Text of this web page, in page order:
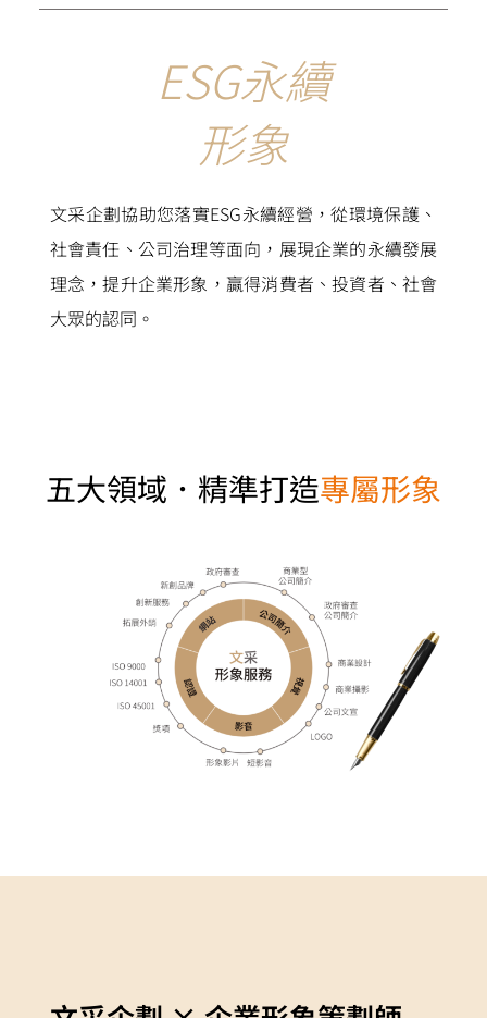
ESG永續
形象
文采企劃協助您落實ESG永續經營，從環境保護、
社會責任、公司治理等面向，展現企業的永續發展
理念，提升企業形象，贏得消費者、投資者、社會
大眾的認同。
五大領域． 精準打造專屬形象